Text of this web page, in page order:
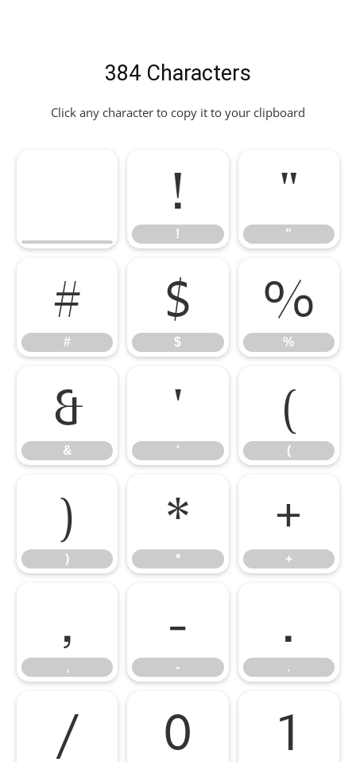
384 Characters
Click any character to copy it to your clipboard
!
!
"
"
#
#
$
$
%
%
&
&
'
'
(
(
)
)
*
*
+
+
,
,
-
-
.
.
/ 0 1